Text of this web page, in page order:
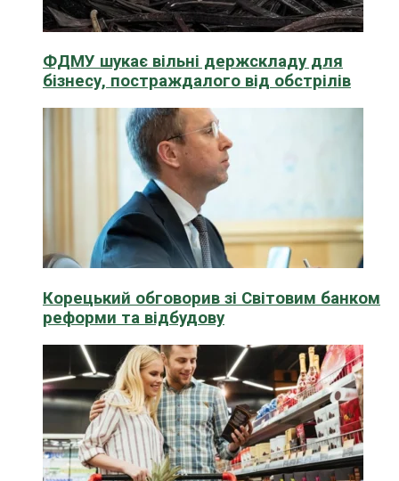
ФДМУ шукає вільні держскладу для
бізнесу, постраждалого від обстрілів
Корецький обговорив зі Світовим банком
реформи та відбудову